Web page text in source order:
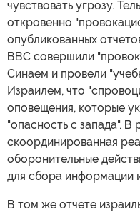
чувствовать угрозу.
откровенно
опубликованных
ВВС совершили
Синаем и провели
Израилем, что
оповещения, которые
"опасность с запада". В
скоординированная
оборонительные
для сбора информации
В том же отчете